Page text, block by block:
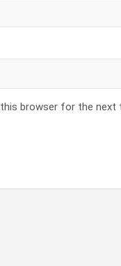
browser for the